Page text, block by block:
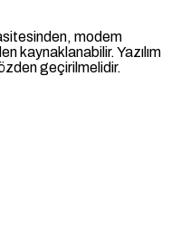
modem
kaynaklanabilir. Yazılım
geçirilmelidir.